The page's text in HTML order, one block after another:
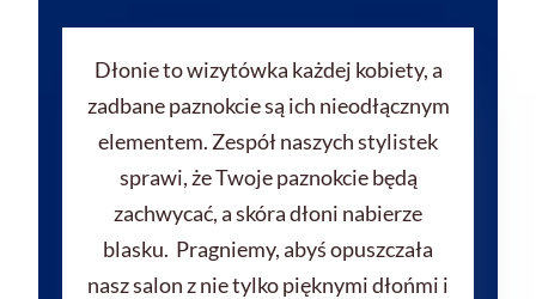
Dłonie to wizytówka każdej kobiety, a
zadbane paznokcie są ich nieodłącznym
elementem. Zespół naszych stylistek
sprawi, że Twoje paznokcie będą
zachwycać, a skóra dłoni nabierze
blasku. Pragniemy, abyś opuszczała
nasz salon z nie tylko pięknymi dłońmi i